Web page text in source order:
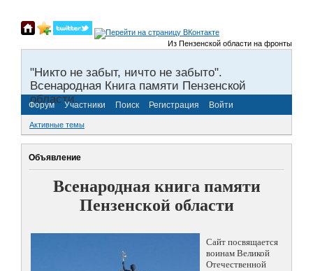
Из Пензенской области на фронты
"Никто не забыт, ничто не забыто".
Всенародная Книга памяти Пензенской
области.
Форум Участники Поиск Регистрация Войти
Активные темы
Объявление
Всенародная книга памяти
Пензенской области
Сайт посвящается
воинам Великой
Отечественной